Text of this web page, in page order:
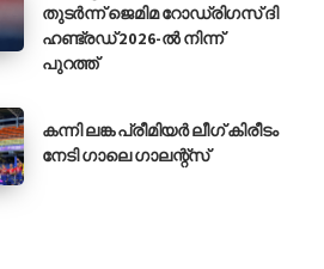
തുടർന്ന് ജെമിമ റോഡ്രിഗസ് ദി
ഹണ്ട്രഡ് 2026-ൽ നിന്ന്
പുറത്ത്
കന്നി ലങ്ക പ്രീമിയർ ലീഗ് കിരീടം
നേടി ഗാലെ ഗാലന്റ്‌സ്